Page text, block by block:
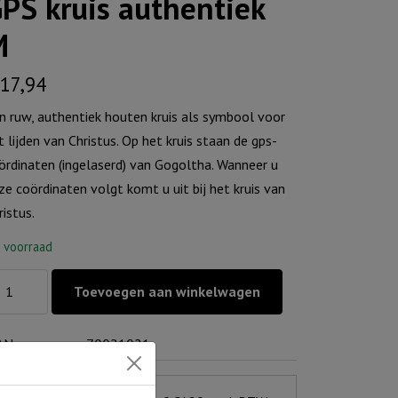
ruw, authentiek houten kruis als symbool voor
lijden van Christus. Op het kruis staan de gps-
(ingelaserd) van Gogoltha. Wanneer u
coördinaten volgt komt u uit bij het kruis van
voorraad
Toevoegen aan winkelwagen
70021021